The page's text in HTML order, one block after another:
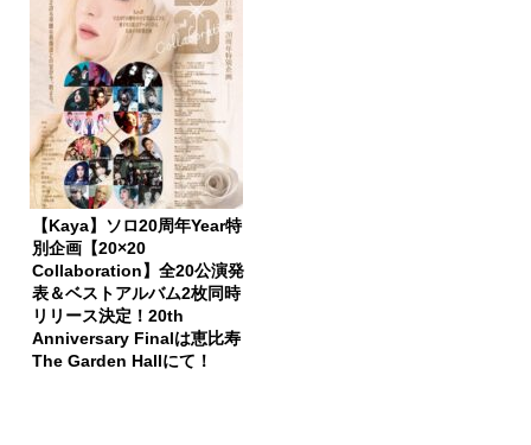
【Kaya】ソロ20周年Year特
別企画【20×20
Collaboration】全20公演発
表＆ベストアルバム2枚同時
リリース決定！20th
Anniversary Finalは恵比寿
The Garden Hallにて！